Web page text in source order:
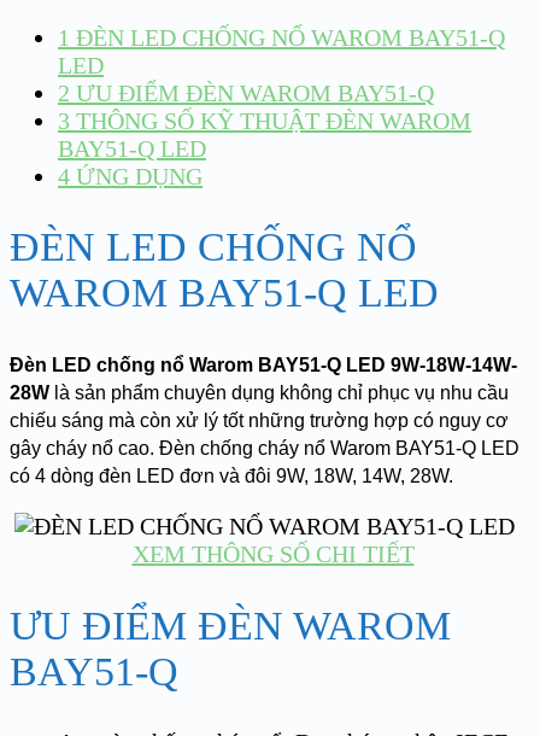
1 ĐÈN LED CHỐNG NỔ WAROM BAY51-Q
LED
2 ƯU ĐIỂM ĐÈN WAROM BAY51-Q
3 THÔNG SỐ KỸ THUẬT ĐÈN WAROM
BAY51-Q LED
4 ỨNG DỤNG
ĐÈN LED CHỐNG NỔ
WAROM BAY51-Q LED
Đèn LED chống nổ Warom BAY51-Q LED 9W-18W-14W-
28W là sản phẩm chuyên dụng không chỉ phục vụ nhu cầu
chiếu sáng mà còn xử lý tốt những trường hợp có nguy cơ
gây cháy nổ cao. Đèn chống cháy nổ Warom BAY51-Q LED
có 4 dòng đèn LED đơn và đôi 9W, 18W, 14W, 28W.
XEM THÔNG SỐ CHI TIẾT
ƯU ĐIỂM ĐÈN WAROM
BAY51-Q